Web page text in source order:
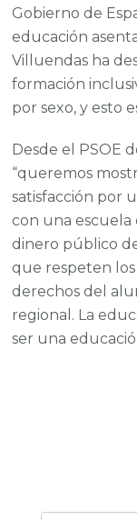
Gobierno de
educación
Villuendas ha
formación
por sexo, y esto
Desde el PSOE
“queremos
satisfacción por
con una escuela
dinero público
que respeten
derechos del
regional. La
ser una